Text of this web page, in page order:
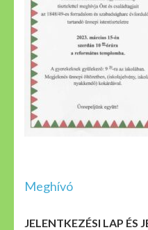
Bejegyzés
Meghívó
JELENTKEZÉSI LAP ÉS